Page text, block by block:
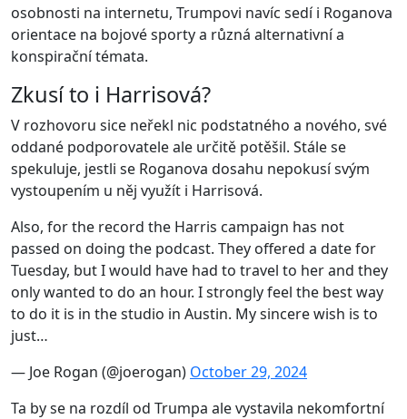
osobnosti na internetu, Trumpovi navíc sedí i Roganova
orientace na bojové sporty a různá alternativní a
konspirační témata.
Zkusí to i Harrisová?
V rozhovoru sice neřekl nic podstatného a nového, své
oddané podporovatele ale určitě potěšil. Stále se
spekuluje, jestli se Roganova dosahu nepokusí svým
vystoupením u něj využít i Harrisová.
Also, for the record the Harris campaign has not
passed on doing the podcast. They offered a date for
Tuesday, but I would have had to travel to her and they
only wanted to do an hour. I strongly feel the best way
to do it is in the studio in Austin. My sincere wish is to
just…
— Joe Rogan (@joerogan) October 29, 2024
Ta by se na rozdíl od Trumpa ale vystavila nekomfortní